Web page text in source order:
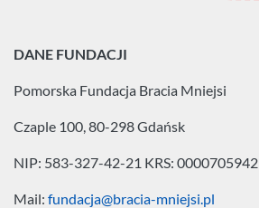
DANE FUNDACJI
Pomorska Fundacja Bracia Mniejsi
Czaple 100, 80-298 Gdańsk
NIP: 583-327-42-21 KRS: 0000705942
Mail: fundacja@bracia-mniejsi.pl